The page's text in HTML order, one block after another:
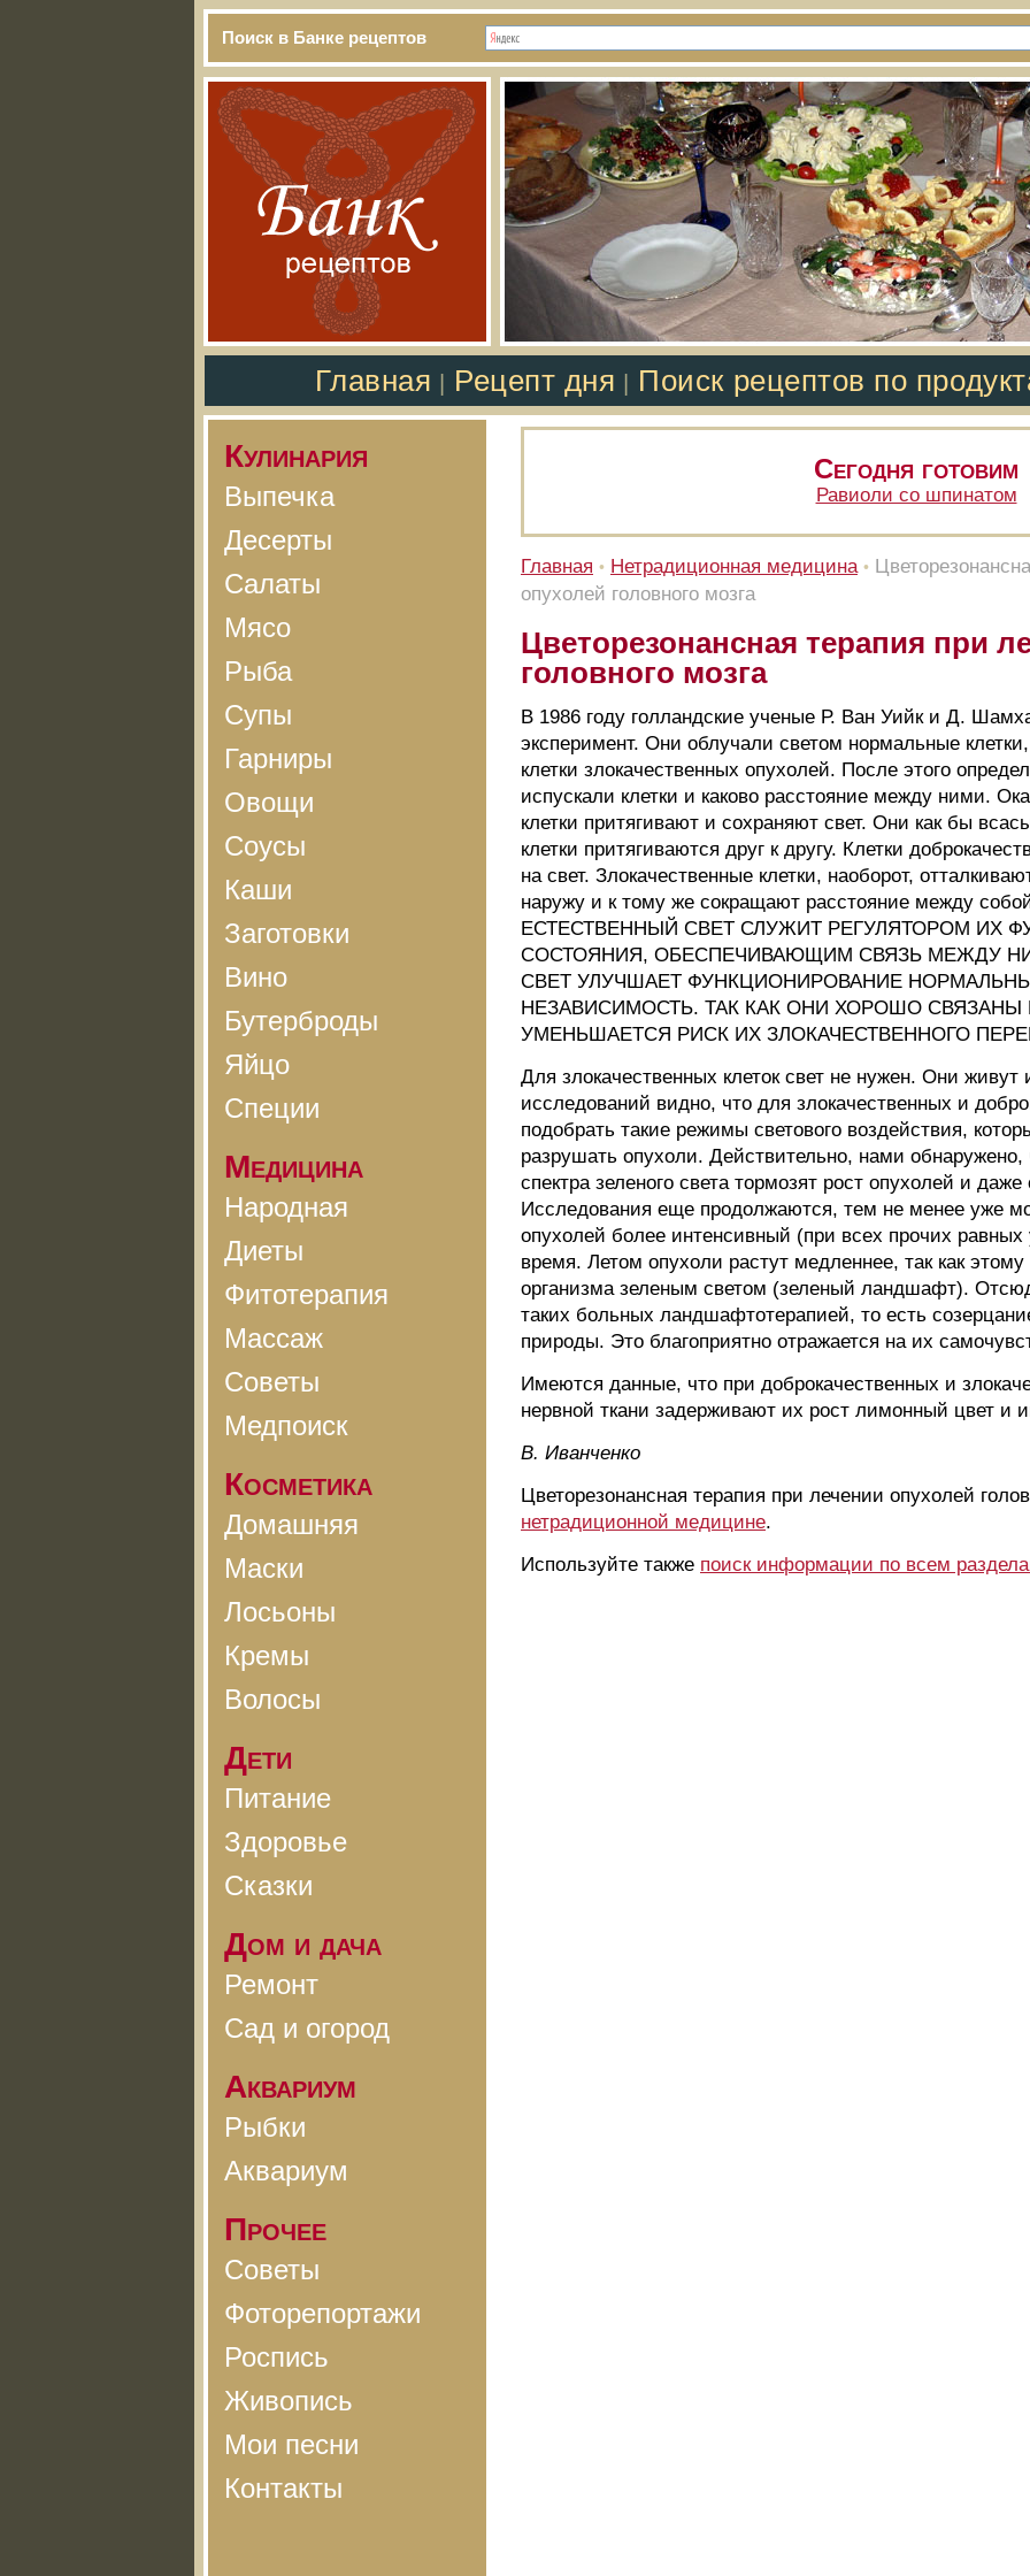
Поиск в Банке рецептов
Главная Рецепт дня Поиск рецептов по
Кулинария
Выпечка
Десерты
Салаты
Мясо
Рыба
Супы
Гарниры
Овощи
Соусы
Каши
Заготовки
Вино
Бутерброды
Яйцо
Специи
Медицина
Народная
Диеты
Фитотерапия
Массаж
Советы
Медпоиск
Косметика
Домашняя
Маски
Лосьоны
Кремы
Волосы
Дети
Питание
Здоровье
Сказки
Дом и дача
Ремонт
Сад и огород
Аквариум
Рыбки
Аквариум
Прочее
Советы
Фоторепортажи
Роспись
Живопись
Мои песни
Контакты
Сегодня готовим
Равиоли со шпинатом
Главная • Нетрадиционная медицина •
опухолей головного мозга
Цветорезонансная терапия при
головного мозга
В 1986 году голландские ученые Р. Ван Уийк и Д.
эксперимент. Они облучали светом нормальные
клетки злокачественных опухолей. После этого
испускали клетки и каково расстояние между ними.
клетки притягивают и сохраняют свет. Они как бы
клетки притягиваются друг к другу. Клетки
на свет. Злокачественные клетки, наоборот,
наружу и к тому же сокращают расстояние между
ЕСТЕСТВЕННЫЙ СВЕТ СЛУЖИТ РЕГУЛЯТОРОМ ИХ
СОСТОЯНИЯ, ОБЕСПЕЧИВАЮЩИМ СВЯЗЬ МЕЖДУ
СВЕТ УЛУЧШАЕТ ФУНКЦИОНИРОВАНИЕ
НЕЗАВИСИМОСТЬ. ТАК КАК ОНИ ХОРОШО
УМЕНЬШАЕТСЯ РИСК ИХ ЗЛОКАЧЕСТВЕННОГО
Для злокачественных клеток свет не нужен. Они живут
исследований видно, что для злокачественных и
подобрать такие режимы светового воздействия,
разрушать опухоли. Действительно, нами обнаружено,
спектра зеленого света тормозят рост опухолей и
Исследования еще продолжаются, тем не менее уже
опухолей более интенсивный (при всех прочих
время. Летом опухоли растут медленнее, так как
организма зеленым светом (зеленый ландшафт).
таких больных ландшафтотерапией, то есть
природы. Это благоприятно отражается на их
Имеются данные, что при доброкачественных и
нервной ткани задерживают их рост лимонный цвет и
B. Ивaнчeнкo
Цветорезонансная терапия при лечении опухолей
нетрадиционной медицине.
Используйте также поиск информации по всем